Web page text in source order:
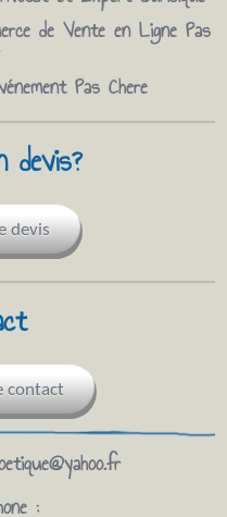
de Vente en Ligne Pas
Pas Chere
devis?
devis
contact
: